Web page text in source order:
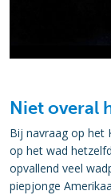
Niet overal
Bij navraag op het
op het wad
opvallend veel
piepjonge